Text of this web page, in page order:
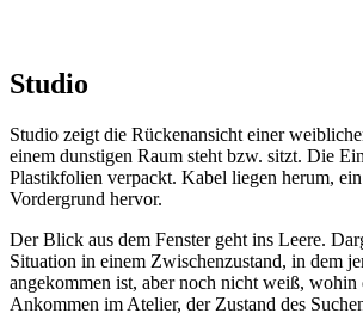
Studio
Studio zeigt die Rückenansicht einer
einem dunstigen Raum steht bzw. sitzt. Die
Plastikfolien verpackt. Kabel liegen herum,
Vordergrund hervor.
Der Blick aus dem Fenster geht ins Leere.
Situation in einem Zwischenzustand, in dem
angekommen ist, aber noch nicht weiß,
Ankommen im Atelier, der Zustand des